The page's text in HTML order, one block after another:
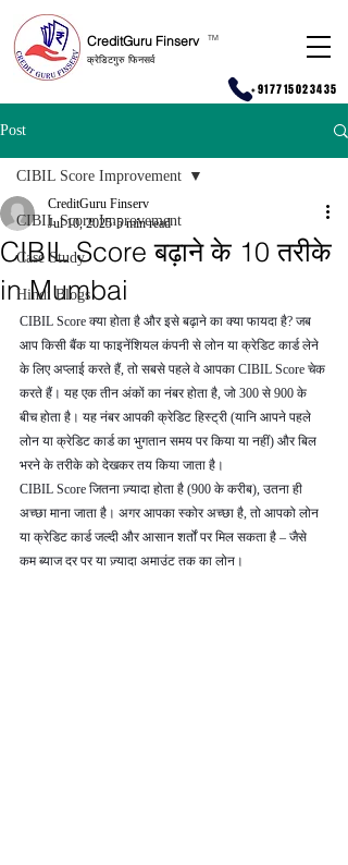
CreditGuru Finserv
क्रेडिटगुरु फिनसर्व
TM
+917715023435
Post
CIBIL Score Improvement
Case Study
Hindi Blogs
CIBIL Score Improvement
CIBIL Score बढ़ाने के 10 तरीके
in Mumbai
CreditGuru Finserv
Jul 10, 2025 5 min read
CIBIL Score क्या होता है और इसे बढ़ाने का क्या फायदा है? जब
आप किसी बैंक या फाइनेंशियल कंपनी से लोन या क्रेडिट कार्ड लेने
के लिए अप्लाई करते हैं, तो सबसे पहले वे आपका CIBIL Score चेक
करते हैं। यह एक तीन अंकों का नंबर होता है, जो 300 से 900 के
बीच होता है। यह नंबर आपकी क्रेडिट हिस्ट्री (यानि आपने पहले
लोन या क्रेडिट कार्ड का भुगतान समय पर किया या नहीं) और बिल
भरने के तरीके को देखकर तय किया जाता है।
CIBIL Score जितना ज़्यादा होता है (900 के करीब), उतना ही
अच्छा माना जाता है। अगर आपका स्कोर अच्छा है, तो आपको लोन
या क्रेडिट कार्ड जल्दी और आसान शर्तों पर मिल सकता है – जैसे
कम ब्याज दर पर या ज़्यादा अमाउंट तक का लोन।